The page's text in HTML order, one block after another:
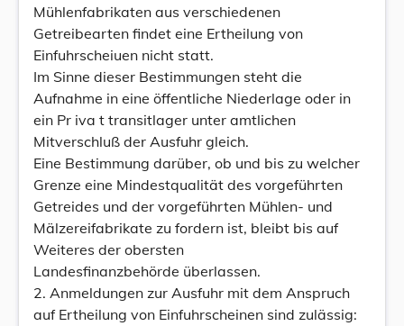
Mühlenfabrikaten aus verschiedenen
Getreibearten findet eine Ertheilung von
Einfuhrscheiuen nicht statt.
Im Sinne dieser Bestimmungen steht die
Aufnahme in eine öffentliche Niederlage oder in
ein Pr iva t transitlager unter amtlichen
Mitverschluß der Ausfuhr gleich.
Eine Bestimmung darüber, ob und bis zu welcher
Grenze eine Mindestqualität des vorgeführten
Getreides und der vorgeführten Mühlen- und
Mälzereifabrikate zu fordern ist, bleibt bis auf
Weiteres der obersten
Landesfinanzbehörde überlassen.
2. Anmeldungen zur Ausfuhr mit dem Anspruch
auf Ertheilung von Einfuhrscheinen sind zulässig: